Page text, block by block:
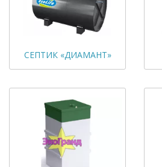
СЕПТИК «ДИАМАНТ»